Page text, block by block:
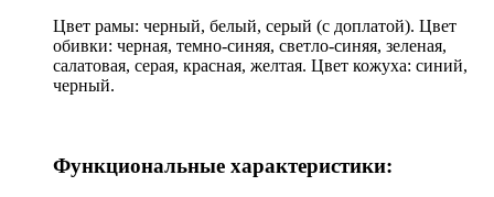
Цвет рамы: черный, белый, серый (с доплатой). Цвет
обивки: черная, темно-синяя, светло-синяя, зеленая,
салатовая, серая, красная, желтая. Цвет кожуха: синий,
черный.
Функциональные характеристики: